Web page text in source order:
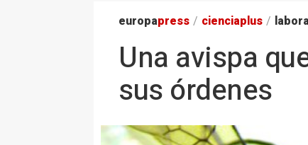
europapress / cienciaplus /
Una avispa
sus órdenes